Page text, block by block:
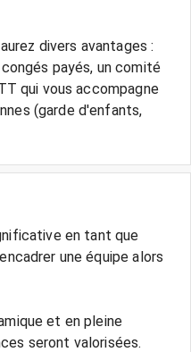
divers avantages :
payés, un comité
qui vous accompagne
(garde d'enfants,
en tant que
une équipe alors
et en pleine
seront valorisées.